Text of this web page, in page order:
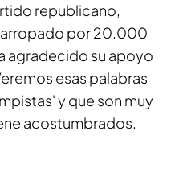
republicano,
arropado por 20.000
agradecido su apoyo
esas palabras
y que son muy
acostumbrados.